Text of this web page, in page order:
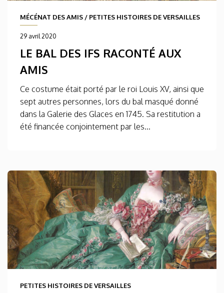
MÉCÉNAT DES AMIS / PETITES HISTOIRES DE VERSAILLES
29 avril 2020
LE BAL DES IFS RACONTÉ AUX
AMIS
Ce costume était porté par le roi Louis XV, ainsi que
sept autres personnes, lors du bal masqué donné
dans la Galerie des Glaces en 1745. Sa restitution a
été financée conjointement par les...
PETITES HISTOIRES DE VERSAILLES